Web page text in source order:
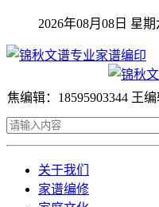
2026年08月08日 星
焦编辑：18595903344 王
关于我们
家谱编修